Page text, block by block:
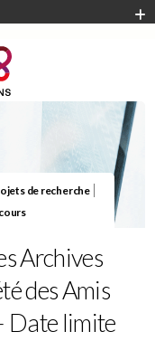
de recherche
Archives
des Amis
Date limite